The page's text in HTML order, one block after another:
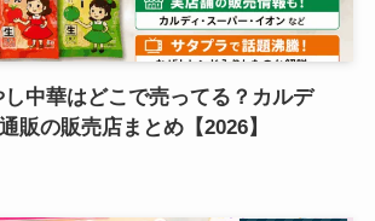
中華はどこで売ってる？カルデ
販の販売店まとめ【2026】